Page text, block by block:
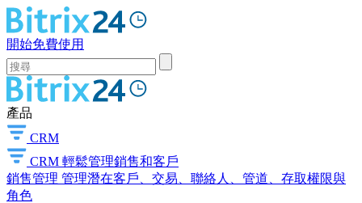
開始免費使用
產品
CRM
CRM 輕鬆管理銷售和客戶
銷售管理 管理潛在客戶、交易、聯絡人、管道、存取權限與
角色